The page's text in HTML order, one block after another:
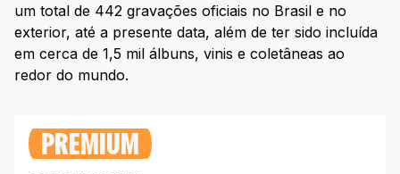
um total de 442 gravações oficiais no Brasil e no
exterior, até a presente data, além de ter sido incluída
em cerca de 1,5 mil álbuns, vinis e coletâneas ao
redor do mundo.
PREMIUM